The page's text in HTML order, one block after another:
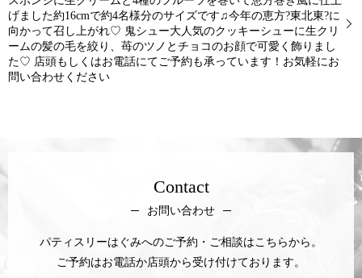
げました約16cmで約4名様分のサイズです♫今年の恵方?東北東?に
向かって召し上がれ♡ 鬼シュー大人気のクッキーシューに生クリ
ームの髪の毛を絞り、苺のツノとチョコのお顔で可愛く飾りまし
た♡ 店頭もしくはお電話にてご予約も承っています！お気軽にお
問い合わせください
Contact
お問い合わせ
パティスリーはぐみへのご予約・ご相談はこちらから。
ご予約はお電話か店頭から受け付けております。